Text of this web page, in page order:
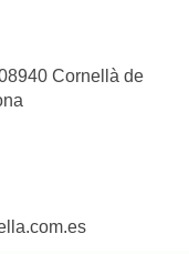
Cornellà de